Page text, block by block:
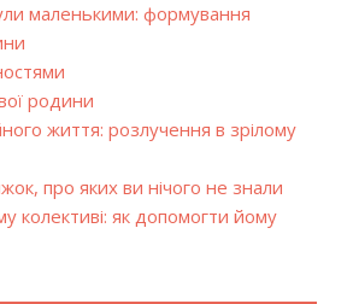
маленькими: формування
родини
життя: розлучення в зрілому
про яких ви нічого не знали
колективі: як допомогти йому